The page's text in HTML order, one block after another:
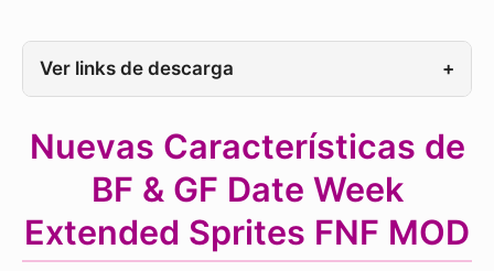
Ver links de descarga +
Nuevas Características de
BF & GF Date Week
Extended Sprites FNF MOD